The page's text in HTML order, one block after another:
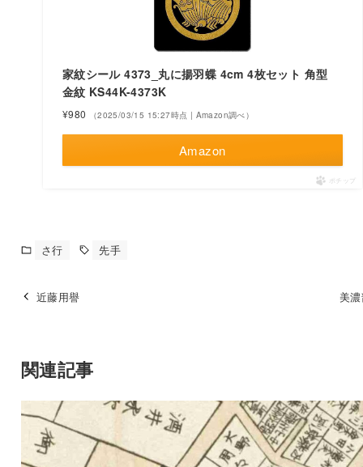
家紋シール 4373_丸に揚羽蝶 4cm 4枚セット 角型
金紋 KS44K-4373K
¥980 （2025/03/15 15:27時点 | Amazon調べ）
Amazon
ポチップ
さ行 先手
近藤用譽 美
関連記事